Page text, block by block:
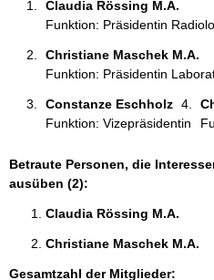
Claudia Rössing M.A.
Funktion: Präsidentin
Christiane Maschek M.A.
Funktion: Präsidentin
Constanze Eschholz
Funktion: Vizepräsidentin
Betraute Personen, die
ausüben (2):
Claudia Rössing M.A.
Christiane Maschek M.A.
Gesamtzahl der Mitglieder: